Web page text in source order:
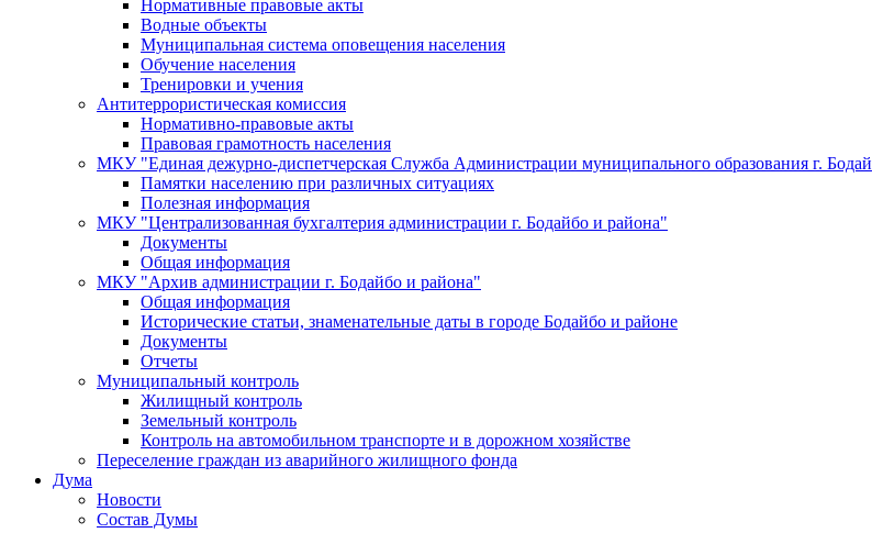
Нормативные правовые акты
Водные объекты
Муниципальная система оповещения населения
Обучение населения
Тренировки и учения
Антитеррористическая комиссия
Нормативно-правовые акты
Правовая грамотность населения
МКУ "Единая дежурно-диспетчерская Служба Администрации муниципального образования г. Бодай
Памятки населению при различных ситуациях
Полезная информация
МКУ "Централизованная бухгалтерия администрации г. Бодайбо и района"
Документы
Общая информация
МКУ "Архив администрации г. Бодайбо и района"
Общая информация
Исторические статьи, знаменательные даты в городе Бодайбо и районе
Документы
Отчеты
Муниципальный контроль
Жилищный контроль
Земельный контроль
Контроль на автомобильном транспорте и в дорожном хозяйстве
Переселение граждан из аварийного жилищного фонда
Дума
Новости
Состав Думы